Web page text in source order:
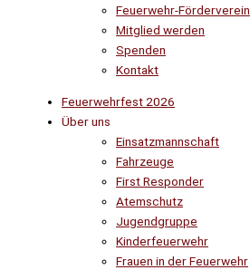
Feuerwehr-Förderverein
Mitglied werden
Spenden
Kontakt
Feuerwehrfest 2026
Über uns
Einsatzmannschaft
Fahrzeuge
First Responder
Atemschutz
Jugendgruppe
Kinderfeuerwehr
Frauen in der Feuerwehr